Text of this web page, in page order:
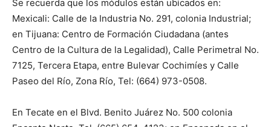
Se recuerda que los módulos están ubicados en:
Mexicali: Calle de la Industria No. 291, colonia Industrial;
en Tijuana: Centro de Formación Ciudadana (antes
Centro de la Cultura de la Legalidad), Calle Perimetral No.
7125, Tercera Etapa, entre Bulevar Cochimíes y Calle
Paseo del Río, Zona Río, Tel: (664) 973-0508.
En Tecate en el Blvd. Benito Juárez No. 500 colonia